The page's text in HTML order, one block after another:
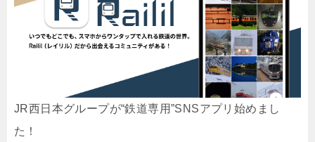
JR西日本グループが“鉄道専用”SNSアプリ始めまし
た！